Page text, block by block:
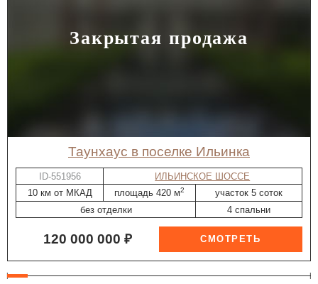
Закрытая продажа
таунхаус в поселке Ильинка
ID-551956
ИЛЬИНСКОЕ ШОССЕ
10 км от МКАД
площадь 420 м2
участок 5 соток
без отделки
4 спальни
120 000 000 ₽